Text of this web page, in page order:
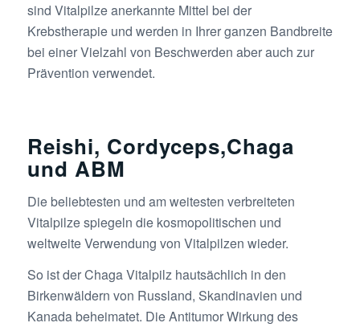
sind Vitalpilze anerkannte Mittel bei der
Krebstherapie und werden in Ihrer ganzen Bandbreite
bei einer Vielzahl von Beschwerden aber auch zur
Prävention verwendet.
Reishi, Cordyceps,Chaga
und ABM
Die beliebtesten und am weitesten verbreiteten
Vitalpilze spiegeln die kosmopolitischen und
weltweite Verwendung von Vitalpilzen wieder.
So ist der Chaga Vitalpilz hautsächlich in den
Birkenwäldern von Russland, Skandinavien und
Kanada beheimatet. Die Antitumor Wirkung des